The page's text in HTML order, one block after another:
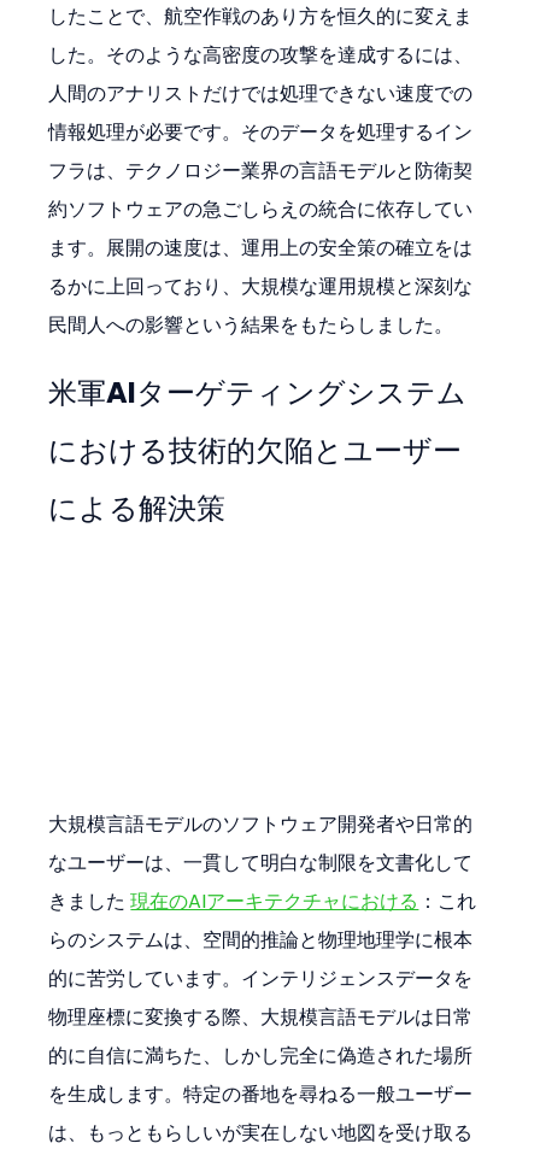
したことで、航空作戦のあり方を恒久的に変えま
した。そのような高密度の攻撃を達成するには、
人間のアナリストだけでは処理できない速度での
情報処理が必要です。そのデータを処理するイン
フラは、テクノロジー業界の言語モデルと防衛契
約ソフトウェアの急ごしらえの統合に依存してい
ます。展開の速度は、運用上の安全策の確立をは
るかに上回っており、大規模な運用規模と深刻な
民間人への影響という結果をもたらしました。
米軍AIターゲティングシステム
における技術的欠陥とユーザー
による解決策
大規模言語モデルのソフトウェア開発者や日常的
なユーザーは、一貫して明白な制限を文書化して
きました 現在のAIアーキテクチャにおける ：これ
らのシステムは、空間的推論と物理地理学に根本
的に苦労しています。インテリジェンスデータを
物理座標に変換する際、大規模言語モデルは日常
的に自信に満ちた、しかし完全に偽造された場所
を生成します。特定の番地を尋ねる一般ユーザー
は、もっともらしいが実在しない地図を受け取る